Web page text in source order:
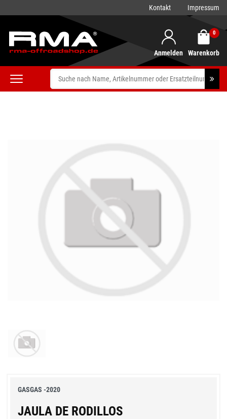
Kontakt Impressum
Anmelden
0
Warenkorb
GASGAS -2020
JAULA DE RODILLOS